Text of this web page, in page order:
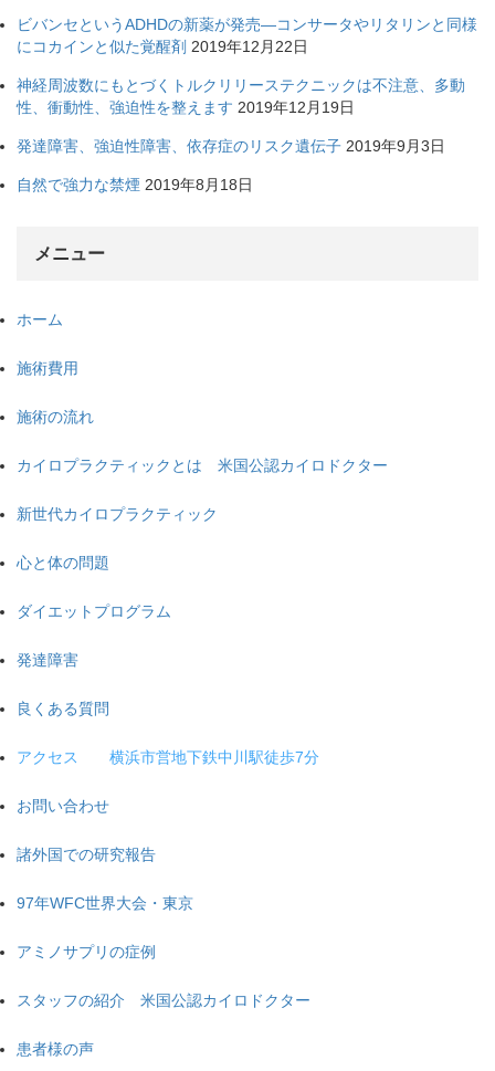
ビバンセというADHDの新薬が発売—コンサータやリタリンと同様
にコカインと似た覚醒剤 2019年12月22日
神経周波数にもとづくトルクリリーステクニックは不注意、多動
性、衝動性、強迫性を整えます 2019年12月19日
発達障害、強迫性障害、依存症のリスク遺伝子 2019年9月3日
自然で強力な禁煙 2019年8月18日
メニュー
ホーム
施術費用
施術の流れ
カイロプラクティックとは 米国公認カイロドクター
新世代カイロプラクティック
心と体の問題
ダイエットプログラム
発達障害
良くある質問
アクセス 横浜市営地下鉄中川駅徒歩7分
お問い合わせ
諸外国での研究報告
97年WFC世界大会・東京
アミノサプリの症例
スタッフの紹介 米国公認カイロドクター
患者様の声